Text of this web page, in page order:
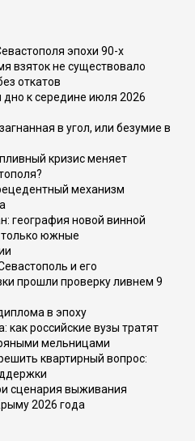
эпохи 90-х
взяток не существовало
откатов
к середине июля 2026
в угол, или безумие в
кризис меняет
механизм
география новой винной
только южные
и его
прошли проверку ливнем 9
в эпоху
как российские вузы тратят
мельницами
квартирный вопрос:
сценария выживания
2026 года